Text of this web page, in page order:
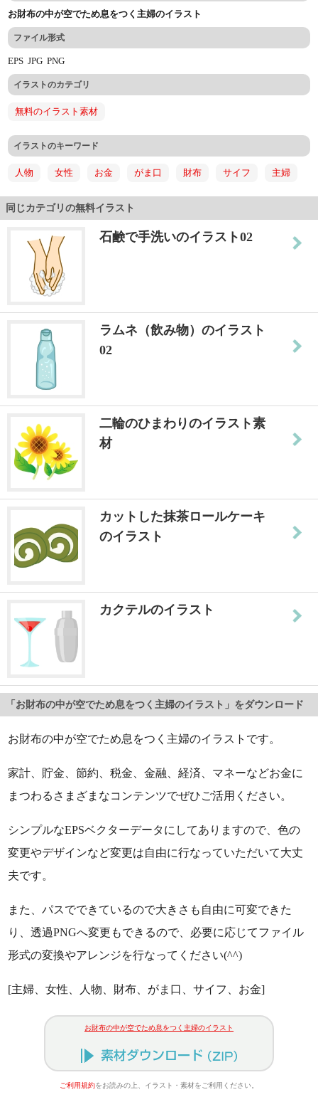
お財布の中が空でため息をつく主婦のイラスト
ファイル形式
EPSJPGPNG
イラストのカテゴリ
無料のイラスト素材
イラストのキーワード
人物 女性 お金 がま口 財布 サイフ 主婦
同じカテゴリの無料イラスト
石鹸で手洗いのイラスト02
ラムネ（飲み物）のイラスト
02
二輪のひまわりのイラスト素
材
カットした抹茶ロールケーキ
のイラスト
カクテルのイラスト
「お財布の中が空でため息をつく主婦のイラスト」をダウンロード
お財布の中が空でため息をつく主婦のイラストです。
家計、貯金、節約、税金、金融、経済、マネーなどお金に
まつわるさまざまなコンテンツでぜひご活用ください。
シンプルなEPSベクターデータにしてありますので、色の
変更やデザインなど変更は自由に行なっていただいて大丈
夫です。
また、パスでできているので大きさも自由に可変できた
り、透過PNGへ変更もできるので、必要に応じてファイル
形式の変換やアレンジを行なってください(^^)
[主婦、女性、人物、財布、がま口、サイフ、お金]
お財布の中が空でため息をつく主婦のイラスト
ご利用規約をお読みの上、イラスト・素材をご利用ください。